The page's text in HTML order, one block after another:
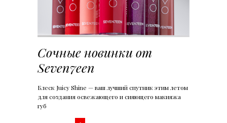
Сочные новинки от
Seven7een
Блеск Juicy Shine — ваш лучший спутник этим летом
для создания освежающего и сияющего макияжа
губ